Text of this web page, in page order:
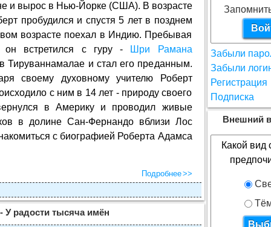
и вырос в Нью-Йорке (США). В возрасте
пробудился и спустя 5 лет в позднем
возрасте поехал в Индию. Пребывая
встретился с гуру -
Шри Рамана
Тируваннамалае и стал его преданным.
своему духовному учителю Роберт
с ним в 14 лет - природу своего
в Америку и проводил живые
в долине Сан-Фернандо вблизи Лос
с биографией Роберта Адамса
Подробнее
У радости тысяча имён
Забыли
Забыли
Регистрация
Подписка
Внешний
Какой вид